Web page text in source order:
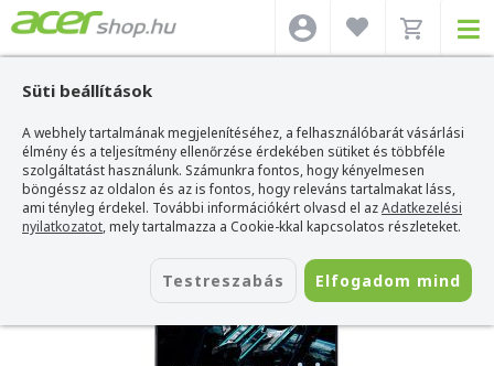
Süti beállítások
A webhely tartalmának megjelenítéséhez, a felhasználóbarát vásárlási
élmény és a teljesítmény ellenőrzése érdekében sütiket és többféle
szolgáltatást használunk. Számunkra fontos, hogy kényelmesen
böngéssz az oldalon és az is fontos, hogy releváns tartalmakat láss,
ami tényleg érdekel. További információkért olvasd el azAdatkezelési
nyilatkozatot, mely tartalmazza a Cookie-kkal kapcsolatos részleteket.
Testreszabás Elfogadom mind
Acer webshop>Acer laptop>Predator Helios >Acer Predator Helios Neo -
PHN18-72-98YS
Acer Predator Helios Neo - PHN18-72-
98YS
Azonosító: NH.QVMEU.001